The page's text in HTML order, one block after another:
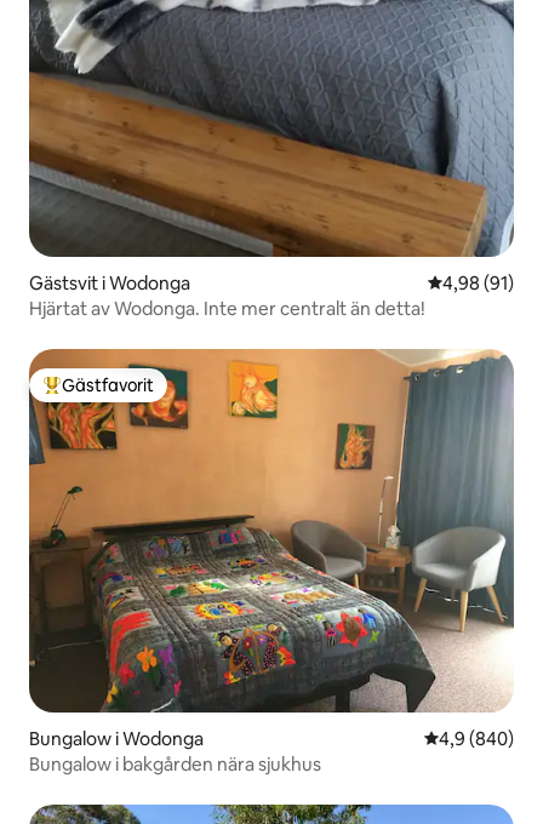
Gästsvit i Wodonga 4,98 av 5 i
4,98 (91)
Hjärtat av Wodonga. Inte mer centralt än detta!
Populär gästfavorit
Gästfavorit
Bungalow i Wodonga 4,9 av 5 i
4,9 (840)
Bungalow i bakgården nära sjukhus